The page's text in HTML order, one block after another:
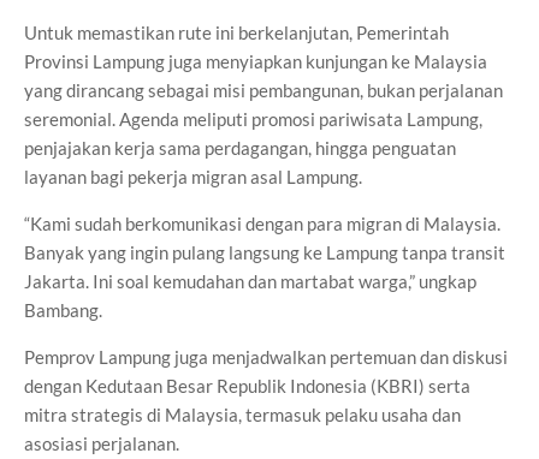
Untuk memastikan rute ini berkelanjutan, Pemerintah
Provinsi Lampung juga menyiapkan kunjungan ke Malaysia
yang dirancang sebagai misi pembangunan, bukan perjalanan
seremonial. Agenda meliputi promosi pariwisata Lampung,
penjajakan kerja sama perdagangan, hingga penguatan
layanan bagi pekerja migran asal Lampung.
“Kami sudah berkomunikasi dengan para migran di Malaysia.
Banyak yang ingin pulang langsung ke Lampung tanpa transit
Jakarta. Ini soal kemudahan dan martabat warga,” ungkap
Bambang.
Pemprov Lampung juga menjadwalkan pertemuan dan diskusi
dengan Kedutaan Besar Republik Indonesia (KBRI) serta
mitra strategis di Malaysia, termasuk pelaku usaha dan
asosiasi perjalanan.